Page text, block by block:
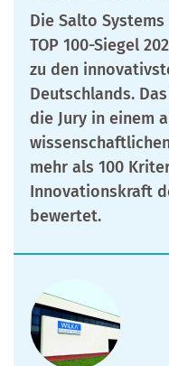
Die Salto
TOP 100-Siegel
zu den
Deutschlands.
die Jury in einem
mehr als 100
Innovationskraft
bewertet.